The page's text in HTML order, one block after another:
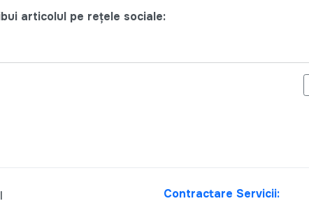
articolul pe rețele sociale:
PUBLICE LA PRIMĂRIA ORAȘULUI STEFAN VODA
Contractare Servicii: